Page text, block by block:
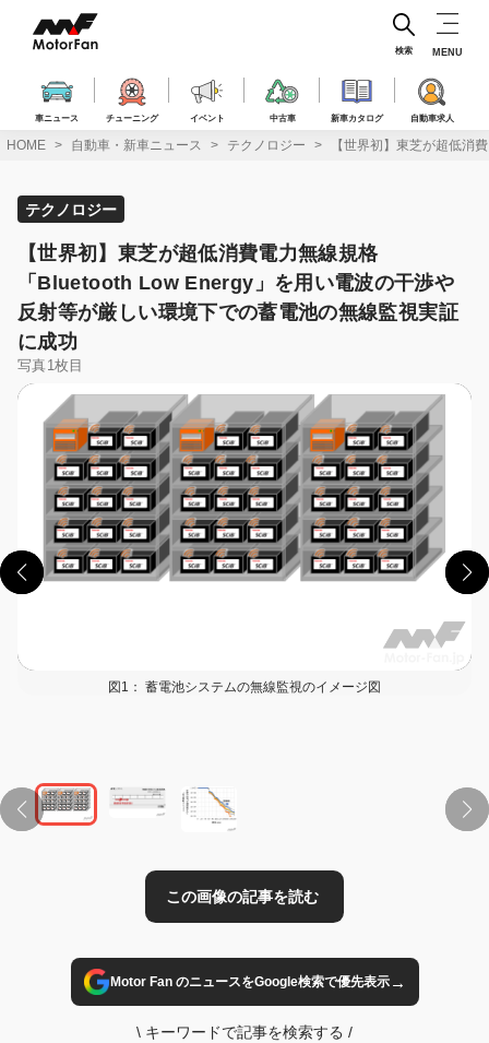
ス
車ニュース チューニング イベント 中古車 新車カタログ 自動車求人
検索 MENU
HOME 自動車・新車ニュース テクノロジー 【世界初】東芝が超低消
テクノロジー
【世界初】東芝が超低消費電力無線規格
「Bluetooth Low Energy」を用い電波の干渉や
反射等が厳しい環境下での蓄電池の無線監視実証
に成功
写真1枚目
図1： 蓄電池システムの無線監視のイメージ図
Motor Fan のニュースをGoogle検索で優先表示→
\ キーワードで記事を検索する /